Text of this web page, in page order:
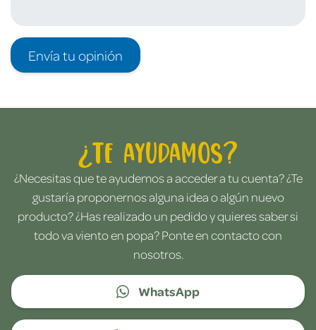
Envía tu opinión
¿Te ayudamos?
¿Necesitas que te ayudemos a acceder a tu cuenta? ¿Te
gustaría proponernos alguna idea o algún nuevo
producto? ¿Has realizado un pedido y quieres saber si
todo va viento en popa? Ponte en contacto con
nosotros.
WhatsApp